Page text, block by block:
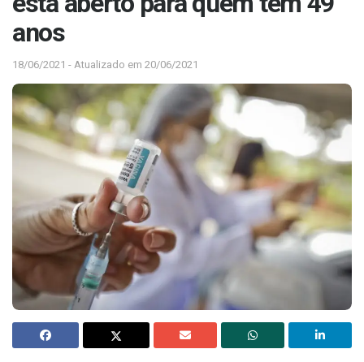
anos
18/06/2021 - Atualizado em 20/06/2021